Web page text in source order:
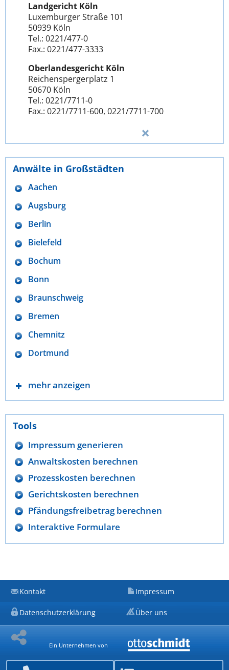
Landgericht Köln
Luxemburger Straße 101
50939 Köln
Tel.: 0221/477-0
Fax.: 0221/477-3333
Oberlandesgericht Köln
Reichenspergerplatz 1
50670 Köln
Tel.: 0221/7711-0
Fax.: 0221/7711-600, 0221/7711-700
Anwälte in Großstädten
Aachen
Augsburg
Berlin
Bielefeld
Bochum
Bonn
Braunschweig
Bremen
Chemnitz
Dortmund
mehr anzeigen
Tools
Impressum generieren
Anwaltskosten berechnen
Prozesskosten berechnen
Gerichtskosten berechnen
Pfändungsfreibetrag berechnen
Interaktive Formulare
Kontakt Impressum
Datenschutzerklärung Über uns
Ein Unternehmen von